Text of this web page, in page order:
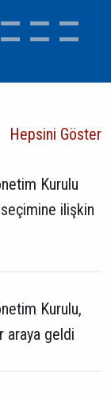
Hepsini Göster
Kurulu
ilişkin
Kurulu,
araya geldi